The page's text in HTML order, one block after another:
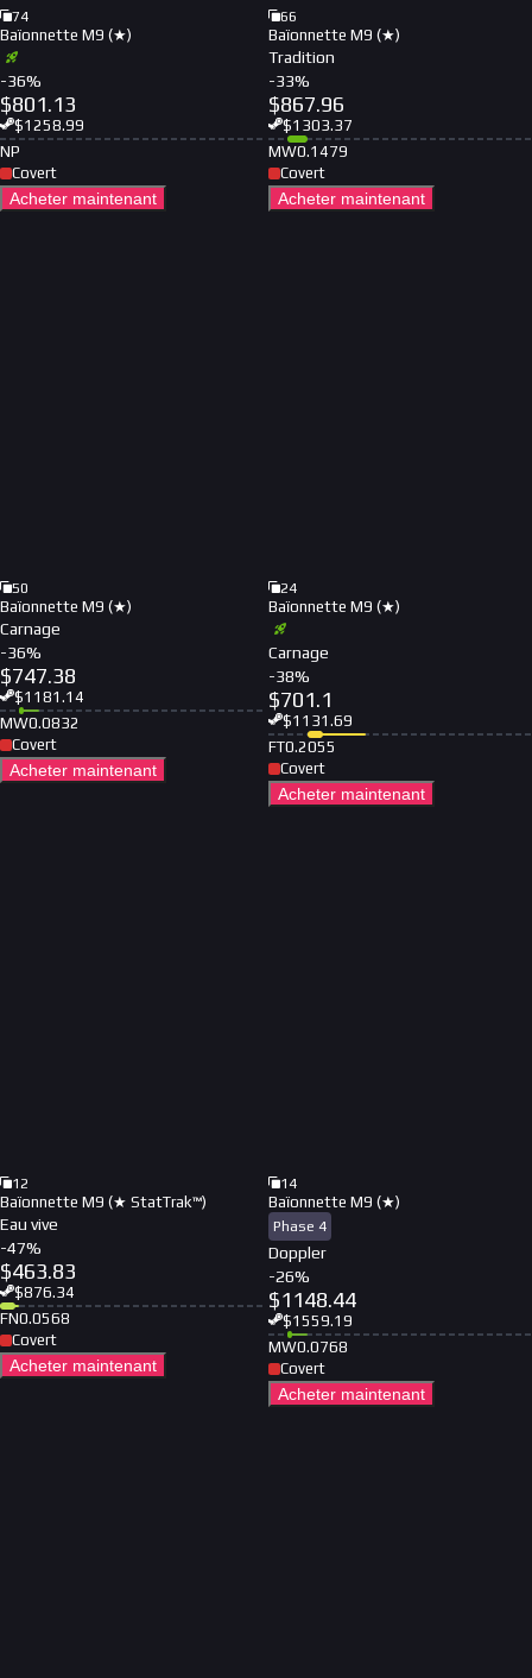
74
Baïonnette M9 (★)
-36%
$801.13
$1258.99
NP
Covert
Acheter maintenant
66
Baïonnette M9 (★)
Tradition
-33%
$867.96
$1303.37
MW0.1479
Covert
Acheter maintenant
50
Baïonnette M9 (★)
Carnage
-36%
$747.38
$1181.14
MW0.0832
Covert
Acheter maintenant
24
Baïonnette M9 (★)
Carnage
-38%
$701.1
$1131.69
FT0.2055
Covert
Acheter maintenant
12
Baïonnette M9 (★ StatTrak™)
Eau vive
-47%
$463.83
$876.34
FN0.0568
Covert
Acheter maintenant
14
Baïonnette M9 (★)
Phase 4
Doppler
-26%
$1148.44
$1559.19
MW0.0768
Covert
Acheter maintenant